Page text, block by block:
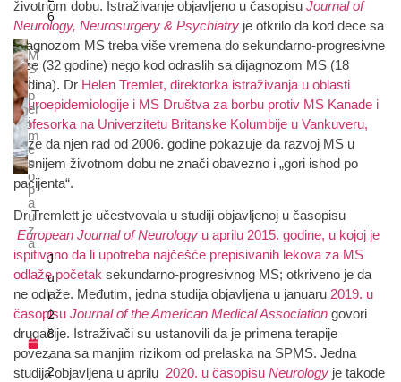
životnom dobu. Istraživanje objavljeno u časopisu Journal of
Neurology, Neurosurgery & Psychiatry je otkrilo da kod dece sa
dijagnozom MS treba više vremena do sekundarno-progresivne
faze (32 godine) nego kod odraslih sa dijagnozom MS (18
godina). Dr Helen Tremlet, direktorka istraživanja u oblasti
neuroepidemiologije i MS Društva za borbu protiv MS Kanade i
profesorka na Univerzitetu Britanske Kolumbije u Vankuveru,
kaže da njen rad od 2006. godine pokazuje da razvoj MS u
kasnijem životnom dobu ne znači obavezno i „gori ishod po
pacijenta“.
Dr Tremlett je učestvovala u studiji objavljenoj u časopisu
European Journal of Neurology u aprilu 2015. godine, u kojoj je
ispitivano da li upotreba najčešće prepisivanih lekova za MS
odlaže početak sekundarno-progresivnog MS; otkriveno je da
ne odlaže. Međutim, jedna studija objavljena u januaru 2019. u
časopisu Journal of the American Medical Association govori
drugačije. Istraživači su ustanovili da je primena terapije
povezana sa manjim rizikom od prelaska na SPMS. Jedna
studija objavljena u aprilu 2020. u časopisu Neurology je takođe
6
M
S
i
p
er
i
m
e
n
o
p
a
u
z
a
J
u
l
2
8
,
2